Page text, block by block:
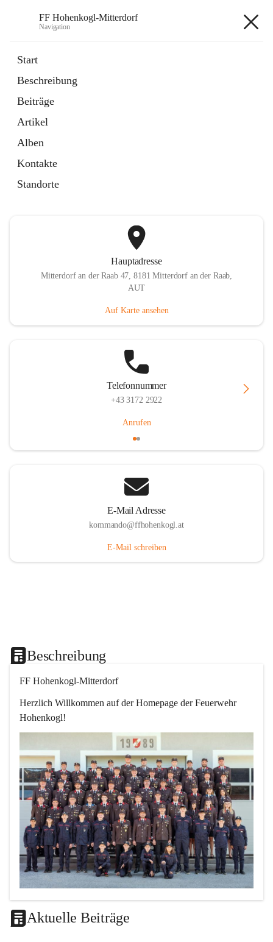
FF Hohenkogl-Mitterdorf
Navigation
Start
Beschreibung
Beiträge
Artikel
Alben
Kontakte
Standorte
Artikel
in
Tab
LLZ Einsatzübersicht
öffnet
in
neuem
Tab
Hauptadresse
Mitterdorf an der Raab 47, 8181 Mitterdorf an der Raab,
AUT
Auf Karte ansehen
Telefonnummer
+43 3172 2922
Anrufen
E-Mail Adresse
kommando@ffhohenkogl.at
E-Mail schreiben
Beschreibung
FF Hohenkogl-Mitterdorf
Herzlich Willkommen auf der Homepage der Feuerwehr
Hohenkogl!
Aktuelle Beiträge